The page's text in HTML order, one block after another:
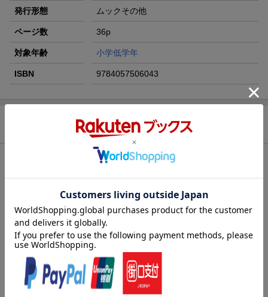
発行形態 ムックその他
ページ数 36p
対象年齢 小学低学年
ISBN 9784057506043
内容紹介（出版社より）
です。初心者でもきれいに編み目がそろい、しかも簡単に編める
ので、子どもたちはもちろん、編み物初心者の大人にも愛用され
ています。
『ニッティングルーム』シリーズは、その編み機が、作りたい
作品のサイズに合わせて編み機の形や大きさを簡単に変えること
ができる画期的な「ブロック方式」となっています。